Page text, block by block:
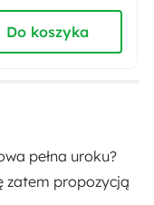
Do koszyka
pełna uroku?
zatem propozycją